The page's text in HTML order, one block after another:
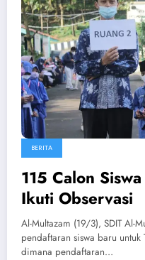
BERITA
115 Calon
Ikuti Observasi
Al-Multazam (19/3), SDIT Al-
pendaftaran siswa baru
dimana pendaftaran…